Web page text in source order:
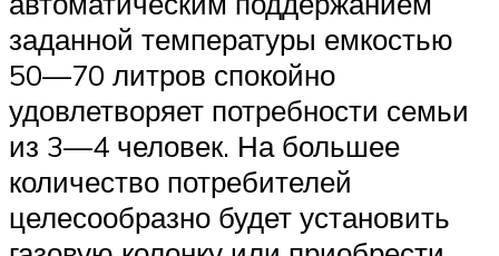
заданной температуры емкостью
50—70 литров спокойно
удовлетворяет потребности семьи
из 3—4 человек. На большее
количество потребителей
целесообразно будет установить